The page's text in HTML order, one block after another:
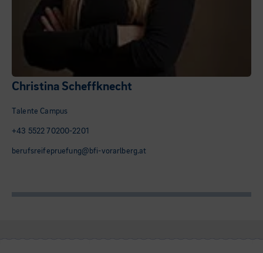
Christina Scheffknecht
Talente Campus
+43 5522 70200-2201
berufsreifepruefung@bfi-vorarlberg.at